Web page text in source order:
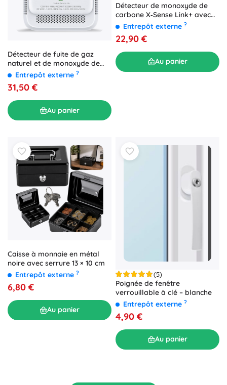
Détecteur de fuite de gaz
naturel et de monoxyde de
carbone Tuya Wi‑Fi avec
alarme 85 dB
Entrepôt externe ?
31,50 €
Au panier
Détecteur de monoxyde de
carbone X‑Sense Link+ avec
écran LCD
Entrepôt externe ?
22,90 €
Au panier
Caisse à monnaie en métal
noire avec serrure 13 × 10 cm
Entrepôt externe ?
6,80 €
Au panier
(5)
Poignée de fenêtre
verrouillable à clé – blanche
Entrepôt externe ?
4,90 €
Au panier